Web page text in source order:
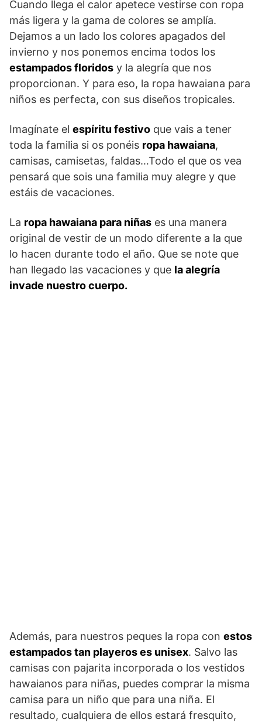
Cuando llega el calor apetece vestirse con ropa
más ligera y la gama de colores se amplía.
Dejamos a un lado los colores apagados del
invierno y nos ponemos encima todos los
estampados floridos y la alegría que nos
proporcionan. Y para eso, la ropa hawaiana para
niños es perfecta, con sus diseños tropicales.
Imagínate el espíritu festivo que vais a tener
toda la familia si os ponéis ropa hawaiana,
camisas, camisetas, faldas…Todo el que os vea
pensará que sois una familia muy alegre y que
estáis de vacaciones.
La ropa hawaiana para niñas es una manera
original de vestir de un modo diferente a la que
lo hacen durante todo el año. Que se note que
han llegado las vacaciones y que la alegría
invade nuestro cuerpo.
Además, para nuestros peques la ropa con estos
estampados tan playeros es unisex. Salvo las
camisas con pajarita incorporada o los vestidos
hawaianos para niñas, puedes comprar la misma
camisa para un niño que para una niña. El
resultado, cualquiera de ellos estará fresquito,